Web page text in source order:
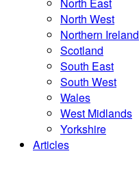
North West
Northern Ireland
Scotland
South East
South West
Wales
West Midlands
Yorkshire
Articles